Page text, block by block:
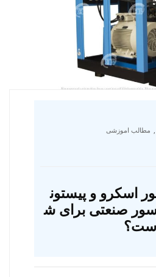
, مطالب اموزشی
اسکرو و پیستون
صنعتی برای ش